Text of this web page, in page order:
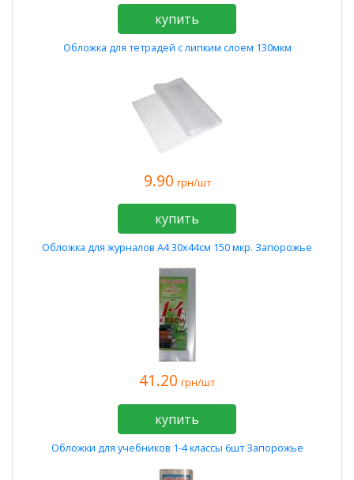
купить
Обложка для тетрадей с липким слоем 130мкм
9.90 грн/шт
купить
Обложка для журналов А4 30х44см 150 мкр. Запорожье
41.20 грн/шт
купить
Обложки для учебников 1-4 классы 6шт Запорожье